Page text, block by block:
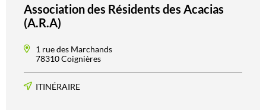
Association des Résidents des Acacias
(A.R.A)
1 rue des Marchands
78310 Coignières
ITINÉRAIRE